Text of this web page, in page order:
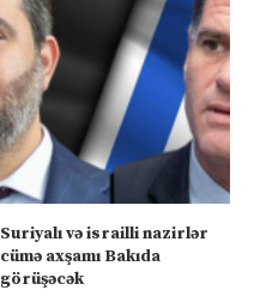
Suriyalı və israilli nazirlər
cümə axşamı Bakıda
görüşəcək